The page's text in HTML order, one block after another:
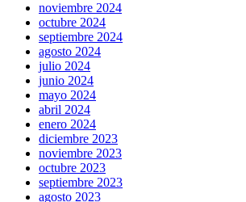
noviembre 2024
octubre 2024
septiembre 2024
agosto 2024
julio 2024
junio 2024
mayo 2024
abril 2024
enero 2024
diciembre 2023
noviembre 2023
octubre 2023
septiembre 2023
agosto 2023